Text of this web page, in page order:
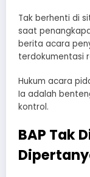
Tak berhenti di
saat
berita acara
terdokumentasi
Hukum acara
Ia adalah
kontrol.
BAP Tak